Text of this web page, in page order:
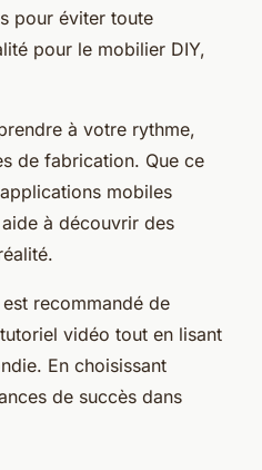
pour éviter toute
pour le mobilier DIY,
à votre rythme,
de fabrication. Que ce
mobiles
à découvrir des
recommandé de
vidéo tout en lisant
En choisissant
de succès dans